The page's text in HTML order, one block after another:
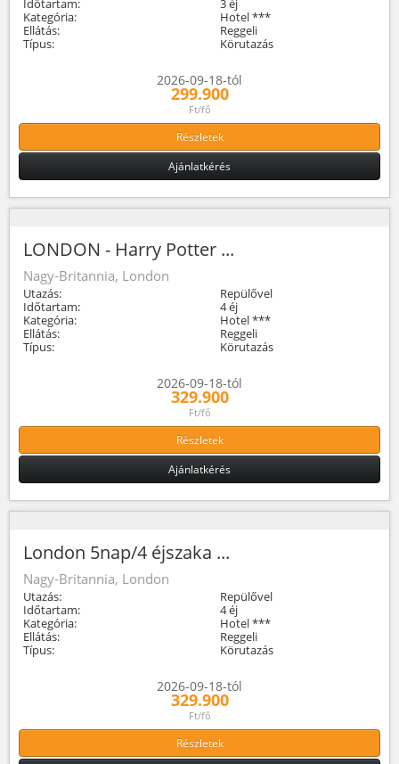
Kategória:
Hotel ***
Ellátás:
Reggeli
Típus:
Körutazás
2026-09-18-tól
299.900
Ft/fő
Részletek
Ajánlatkérés
LONDON - Harry Potter ...
Nagy-Britannia, London
Utazás:
Repülővel
Időtartam:
4 éj
Kategória:
Hotel ***
Ellátás:
Reggeli
Típus:
Körutazás
2026-09-18-tól
329.900
Ft/fő
Részletek
Ajánlatkérés
London 5nap/4 éjszaka ...
Nagy-Britannia, London
Utazás:
Repülővel
Időtartam:
4 éj
Kategória:
Hotel ***
Ellátás:
Reggeli
Típus:
Körutazás
2026-09-18-tól
329.900
Ft/fő
Részletek